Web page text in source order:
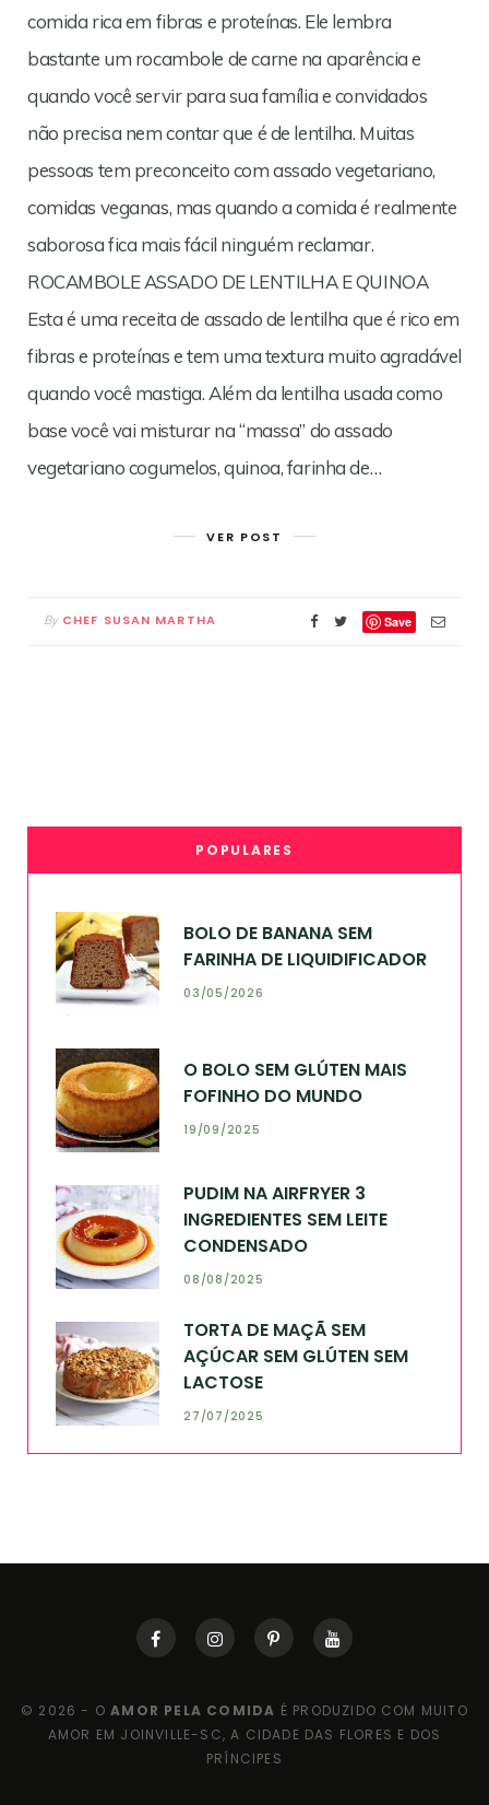
comida rica em fibras e proteínas. Ele lembra
bastante um rocambole de carne na aparência e
quando você servir para sua família e convidados
não precisa nem contar que é de lentilha. Muitas
pessoas tem preconceito com assado vegetariano,
comidas veganas, mas quando a comida é realmente
saborosa fica mais fácil ninguém reclamar.
ROCAMBOLE ASSADO DE LENTILHA E QUINOA
Esta é uma receita de assado de lentilha que é rico em
fibras e proteínas e tem uma textura muito agradável
quando você mastiga. Além da lentilha usada como
base você vai misturar na “massa” do assado
vegetariano cogumelos, quinoa, farinha de…
VER POST
By CHEF SUSAN MARTHA Save
POPULARES
BOLO DE BANANA SEM
FARINHA DE LIQUIDIFICADOR
03/05/2026
O BOLO SEM GLÚTEN MAIS
FOFINHO DO MUNDO
19/09/2025
PUDIM NA AIRFRYER 3
INGREDIENTES SEM LEITE
CONDENSADO
08/08/2025
TORTA DE MAÇÃ SEM
AÇÚCAR SEM GLÚTEN SEM
LACTOSE
27/07/2025
© 2026 - OAMOR PELA COMIDA É PRODUZIDO COM MUITO
AMOR EM JOINVILLE-SC, A CIDADE DAS FLORES E DOS
PRÍNCIPES